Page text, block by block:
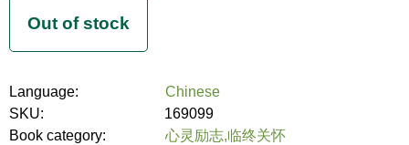
Language:
Chinese
SKU:
169099
Book category:
心灵励志,临终关怀